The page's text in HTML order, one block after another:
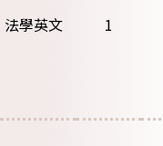
法學英文 1